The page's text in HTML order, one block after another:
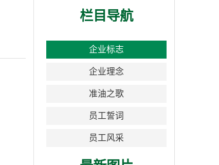
栏目导航
企业标志
企业理念
准油之歌
员工誓词
员工风采